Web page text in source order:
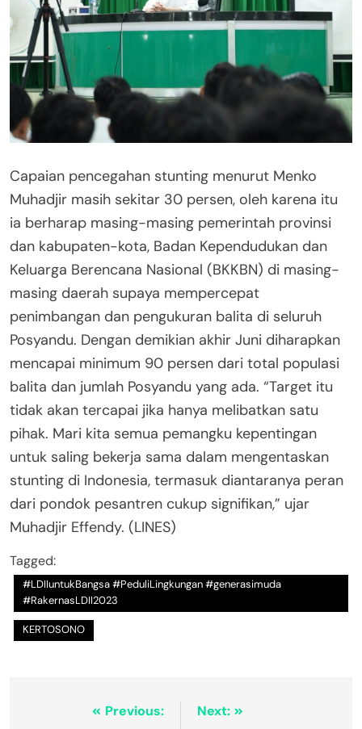
Capaian pencegahan stunting menurut Menko
Muhadjir masih sekitar 30 persen, oleh karena itu
ia berharap masing-masing pemerintah provinsi
dan kabupaten-kota, Badan Kependudukan dan
Keluarga Berencana Nasional (BKKBN) di masing-
masing daerah supaya mempercepat
penimbangan dan pengukuran balita di seluruh
Posyandu. Dengan demikian akhir Juni diharapkan
mencapai minimum 90 persen dari total populasi
balita dan jumlah Posyandu yang ada. “Target itu
tidak akan tercapai jika hanya melibatkan satu
pihak. Mari kita semua pemangku kepentingan
untuk saling bekerja sama dalam mengentaskan
stunting di Indonesia, termasuk diantaranya peran
dari pondok pesantren cukup signifikan,” ujar
Muhadjir Effendy. (LINES)
Tagged:
#LDIIuntukBangsa #PeduliLingkungan #generasimuda
#RakernasLDII2023
KERTOSONO
Previous:
Next: